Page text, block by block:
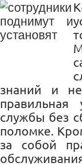
знаний и
правильная
службы без
поломке.
за собой